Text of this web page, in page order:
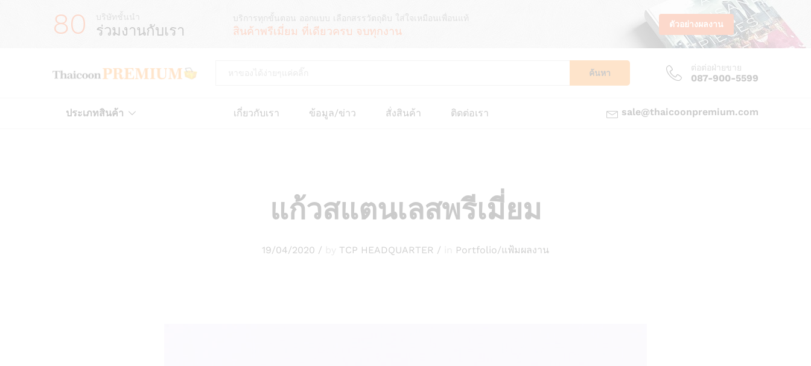
80 บริษัทชั้นนำ
ร่วมงานกับเรา
บริการทุกขั้นตอน ออกแบบ เลือกสรรวัตถุดิบ ใส่ใจเหมือนเพื่อนแท้
สินค้าพรีเมี่ยม ที่เดียวครบ จบทุกงาน
ตัวอย่างผลงาน
ค้นหา
ต่อต่อฝ่ายขาย
087-900-5599
ประเภทสินค้า เกี่ยวกับเรา ข้อมูล/ข่าว สั่งสินค้า ติดต่อเรา sale@thaicoonpremium.com
แก้วสแตนเลสพรีเมี่ยม
19/04/2020 / TCP HEADQUARTER / Portfolio/แฟ้มผลงาน